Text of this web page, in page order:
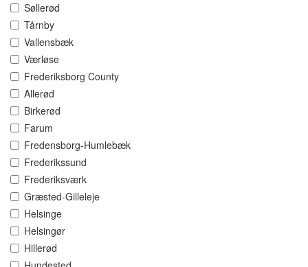
Søllerød
Tårnby
Vallensbæk
Værløse
Frederiksborg County
Allerød
Birkerød
Farum
Fredensborg-Humlebæk
Frederikssund
Frederiksværk
Græsted-Gilleleje
Helsinge
Helsingør
Hillerød